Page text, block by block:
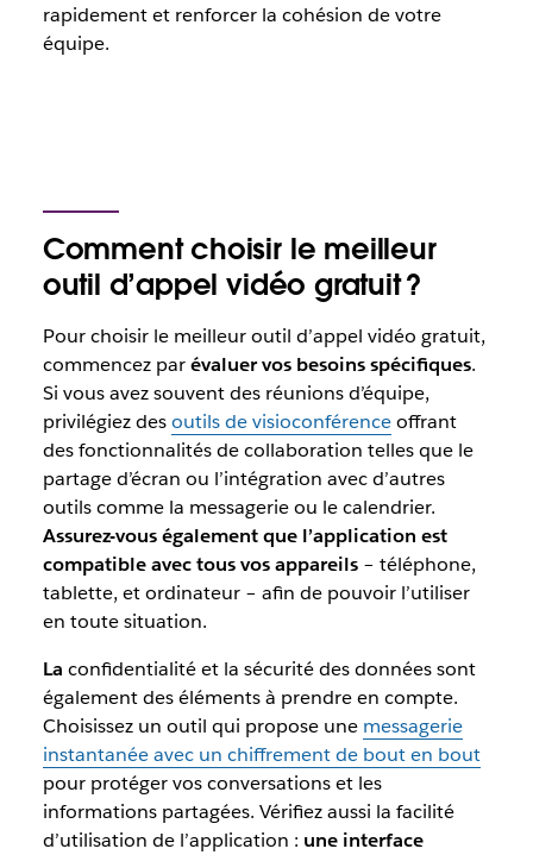
rapidement et renforcer la cohésion de votre
équipe.
Comment choisir le meilleur
outil d’appel vidéo gratuit ?
Pour choisir le meilleur outil d’appel vidéo gratuit,
commencez parévaluer vos besoins spécifiques.
Si vous avez souvent des réunions d’équipe,
privilégiez desoutils de visioconférenceoffrant
des fonctionnalités de collaboration telles que le
partage d’écran ou l’intégration avec d’autres
outils comme la messagerie ou le calendrier.
Assurez-vous également que l’application est
compatible avec tous vos appareils– téléphone,
tablette, et ordinateur – afin de pouvoir l’utiliser
en toute situation.
La confidentialité et la sécurité des données sont
également des éléments à prendre en compte.
Choisissez un outil qui propose une messagerie
instantanée avec un chiffrement de bout en bout
pour protéger vos conversations et les
informations partagées. Vérifiez aussi la facilité
d’utilisation de l’application : une interface